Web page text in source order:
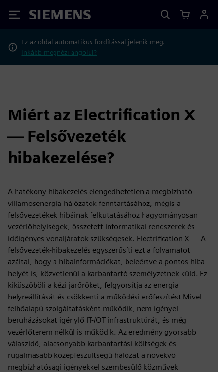
Siemens
Ez az oldal automatikus fordítással jelenik meg.
Inkább megnézi angolul?
Miért az Electrification X
— Felsővezeték
hibakezelése?
A hatékony hibakezelés elengedhetetlen a megbízható
villamosenergia-hálózatok fenntartásához, mégis a
felsővezetékek hibáinak felkutatásához hagyományosan
vezérlőhelyiségek, összetett informatikai rendszerek és
időigényes vonaljáratok szükségesek. Electrification X — A
felsővezeték-hibakezelés egyszerűsíti ezt a folyamatot
azáltal, hogy a hibainformációkat, beleértve a pontos hiba
helyét is, közvetlenül a karbantartó személyzetnek küld. Ez
kiküszöböli a kézi járőröket, felgyorsítja az energia
helyreállítását és csökkenti a működési erőfeszítést Mivel
felhőalapú szolgáltatásként működik, nem igényel
beruházásokat igénylő IT-/OT infrastruktúrát, és még
vezérlőterem nélkül is működik. Az eredmény gyorsabb
válaszidő, alacsonyabb karbantartási költségek és
rugalmasabb középfeszültségű hálózat a növekvő
megbízhatósági igényekkel szembesülő közművek